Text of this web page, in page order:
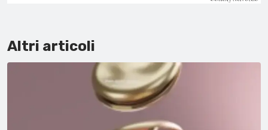
Altri articoli